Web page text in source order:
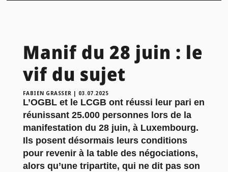
Manif du 28 juin : le
vif du sujet
FABIEN GRASSER | 03.07.2025
L’OGBL et le LCGB ont réussi leur pari en
réunissant 25.000 personnes lors de la
manifestation du 28 juin, à Luxembourg.
Ils posent désormais leurs conditions
pour revenir à la table des négociations,
alors qu’une tripartite, qui ne dit pas son